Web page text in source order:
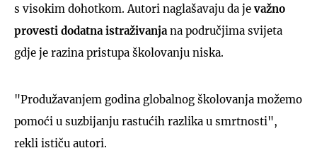
s visokim dohotkom. Autori naglašavaju da jevažno
provesti dodatna istraživanja na područjima svijeta
gdje je razina pristupa školovanju niska.
"Produžavanjem godina globalnog školovanja možemo
pomoći u suzbijanju rastućih razlika u smrtnosti",
rekli ističu autori.